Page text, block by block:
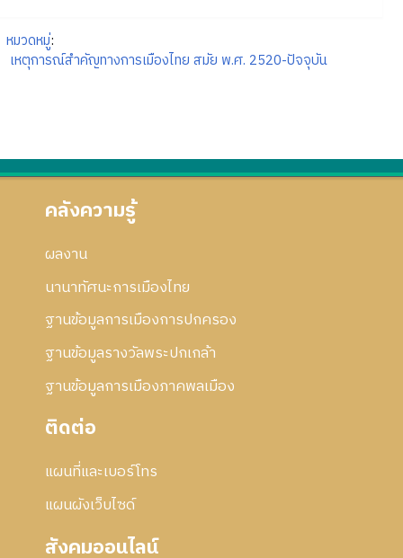
หมวดหมู่:
เหตุการณ์สำคัญทางการเมืองไทย สมัย พ.ศ. 2520-ปัจจุบัน
คลังความรู้
ผลงาน
นานาทัศนะการเมืองไทย
ฐานข้อมูลการเมืองการปกครอง
ฐานข้อมูลรางวัลพระปกเกล้า
ฐานข้อมูลการเมืองภาคพลเมือง
ติดต่อ
แผนที่และเบอร์โทร
แผนผังเว็บไซด์
สังคมออนไลน์